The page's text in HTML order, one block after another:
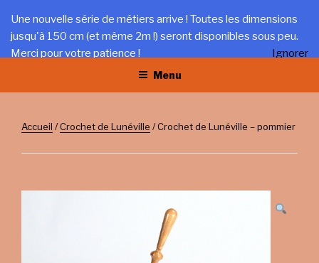
contenu
principal
LA TRÉFILERIE
Gîte et artisanat au coeur du Jura
Menu
Accueil /Crochet de Lunéville / Crochet de Lunéville – pommier
Une nouvelle série de métiers arrive ! Toutes les dimensions
jusqu'à 150 cm (et même 2m !) seront disponibles sous peu.
Merci pour votre patience !
Ignorer